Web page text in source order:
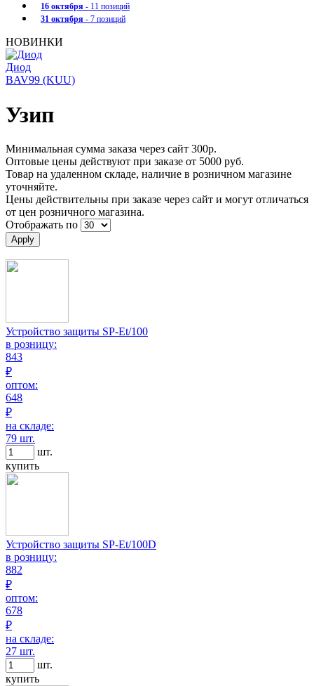
16 октября - 11 позиций
31 октября - 7 позиций
НОВИНКИ
Диод
BAV99 (KUU)
Узип
Минимальная сумма заказа через сайт 300р.
Оптовые цены действуют при заказе от 5000 руб.
Товар на удаленном складе, наличие в розничном магазине
уточняйте.
Цены действительны при заказе через сайт и могут отличаться
от цен розничного магазина.
Отображать по
Устройство защиты SP-Et/100
в розницу:
843
₽
оптом:
648
₽
на складе:
79 шт.
шт.
купить
Устройство защиты SP-Et/100D
в розницу:
882
₽
оптом:
678
₽
на складе:
27 шт.
шт.
купить